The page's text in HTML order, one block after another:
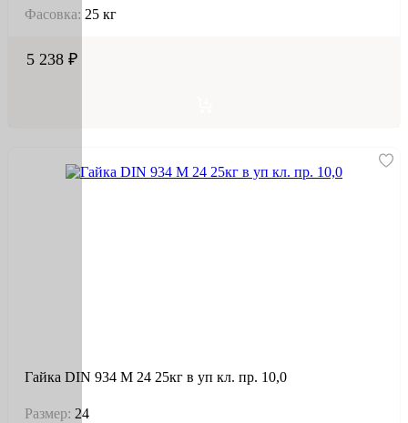
Фасовка: 25 кг
5 238 ₽
Гайка DIN 934 М 24 25кг в уп кл. пр. 10,0
Размер: 24